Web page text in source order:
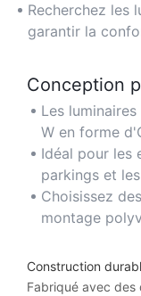
long terme pour
économies
Recherchez les
garantir la
fournisseurs
Conception
Les
W en forme
l'espace
distribution
Idéal pour les
parkings et
disposant
Choisissez
montage
facile dans les
Construction
Fabriqué avec des